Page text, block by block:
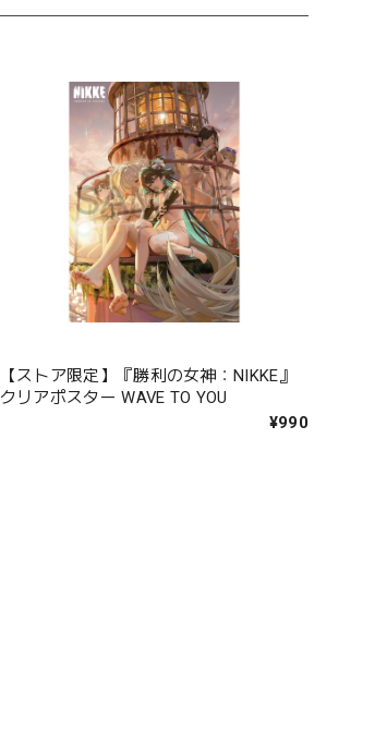
【ストア限定】『勝利の女神：NIKKE』
クリアポスター WAVE TO YOU
¥990